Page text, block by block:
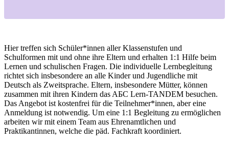
Hier treffen sich Schüler*innen aller Klassenstufen und
Schulformen mit und ohne ihre Eltern und erhalten 1:1 Hilfe beim
Lernen und schulischen Fragen. Die individuelle Lernbegleitung
richtet sich insbesondere an alle Kinder und Jugendliche mit
Deutsch als Zweitsprache. Eltern, insbesondere Mütter, können
zusammen mit ihren Kindern das AБC Lern-TANDEM besuchen.
Das Angebot ist kostenfrei für die Teilnehmer*innen, aber eine
Anmeldung ist notwendig. Um eine 1:1 Begleitung zu ermöglichen
arbeiten wir mit einem Team aus Ehrenamtlichen und
Praktikantinnen, welche die päd. Fachkraft koordiniert.